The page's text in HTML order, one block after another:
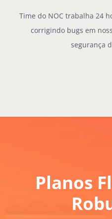
Time do NOC trabalha 24
corrigindo bugs em
segurança
Planos